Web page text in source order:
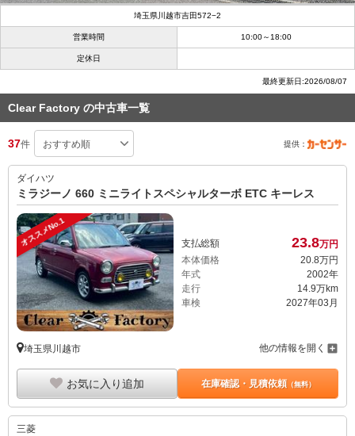
埼玉県川越市吉田572−2
営業時間 10:00～18:00
定休日
最終更新日:2026/08/07
Clear Factory の中古車一覧
37件 提供：
ダイハツ
ミラジーノ 660 ミニライトスペシャルターボ ETC キーレス
オススメNo.1 支払総額 23.8万円
本体価格
20.8万円
年式
2002年
走行
14.9万km
車検
2027年03月
埼玉県川越市 他の情報を開く
お気に入り追加 在庫確認・見積依頼（無料）
三菱